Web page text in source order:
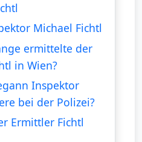
Michael Fichtl
ermittelte der
in Wien?
Inspektor
bei der Polizei?
Ermittler Fichtl